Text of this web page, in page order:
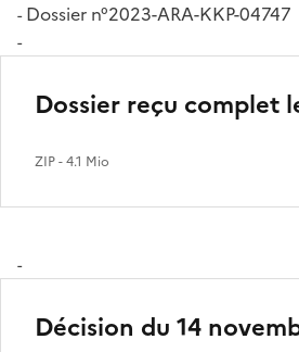
-Dossier n°2023-ARA-KKP-04747
-
Dossier reçu complet
ZIP- 4.1 Mio
-
Décision du 14